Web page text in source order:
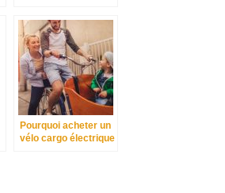
Pourquoi acheter un
vélo cargo électrique